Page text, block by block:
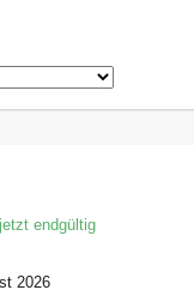
endgültig
2026